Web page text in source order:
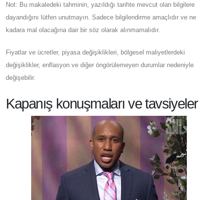
Not: Bu makaledeki tahminin, yazıldığı tarihte mevcut olan bilgilere
dayandığını lütfen unutmayın. Sadece bilgilendirme amaçlıdır ve ne
kadara mal olacağına dair bir söz olarak alınmamalıdır.
Fiyatlar ve ücretler, piyasa değişiklikleri, bölgesel maliyetlerdeki
değişiklikler, enflasyon ve diğer öngörülemeyen durumlar nedeniyle
değişebilir.
Kapanış konuşmaları ve tavsiyeler